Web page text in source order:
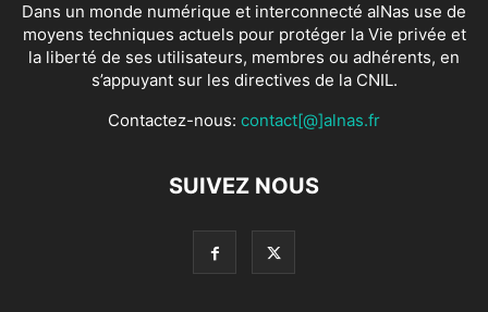
Dans un monde numérique et interconnecté alNas use de
moyens techniques actuels pour protéger la Vie privée et
la liberté de ses utilisateurs, membres ou adhérents, en
s’appuyant sur les directives de la CNIL.
Contactez-nous: contact[@]alnas.fr
SUIVEZ NOUS